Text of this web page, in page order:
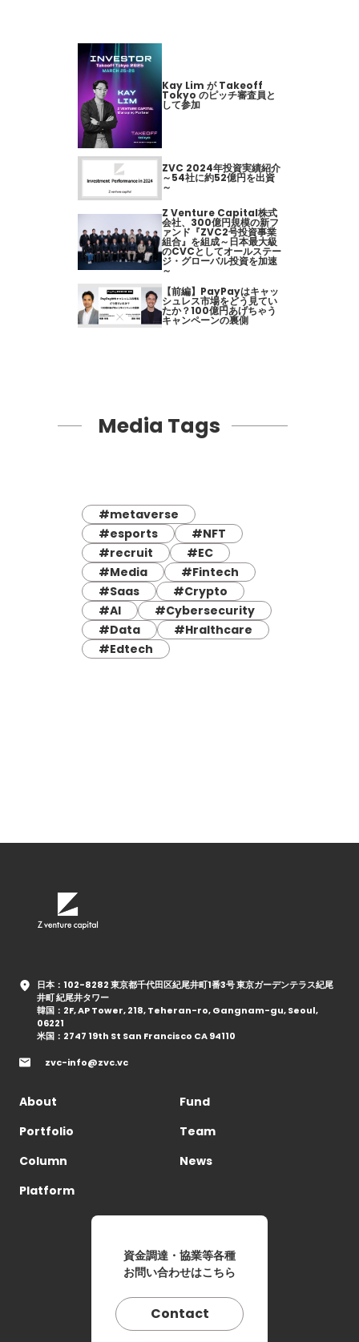
Kay Lim が Takeoff
Tokyo のピッチ審査員と
して参加
ZVC 2024年投資実績紹介
～54社に約52億円を出資
～
Z Venture Capital株式
会社、300億円規模の新フ
ァンド『ZVC2号投資事業
組合』を組成～日本最大級
のCVCとしてオールステー
ジ・グローバル投資を加速
～
【前編】PayPayはキャッ
シュレス市場をどう見てい
たか？100億円あげちゃう
キャンペーンの裏側
Media Tags
#metaverse
#esports
#NFT
#recruit
#EC
#Media
#Fintech
#Saas
#Crypto
#AI
#Cybersecurity
#Data
#Hralthcare
#Edtech
日本：102-8282 東京都千代田区紀尾井町1番3号 東京ガーデンテラス紀尾
井町 紀尾井タワー
韓国：2F, AP Tower, 218, Teheran-ro, Gangnam-gu, Seoul,
06221
米国：2747 19th St San Francisco CA 94110
zvc-info@zvc.vc
About
Fund
Portfolio
Team
Column
News
Platform
資金調達・協業等各種
お問い合わせはこちら
Contact